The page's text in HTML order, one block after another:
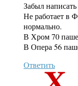
Забыл написать
Не работает в
нормально.
В Хром 70
В Опера 56
Ответить